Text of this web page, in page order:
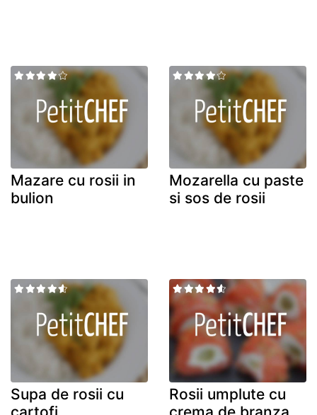
Mazare cu rosii in
bulion
Mozarella cu paste
si sos de rosii
Supa de rosii cu
Rosii umplute cu